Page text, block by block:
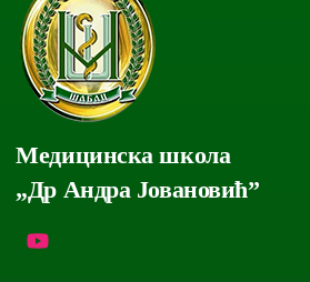
Медицинска школа
„Др Андра Јовановић”